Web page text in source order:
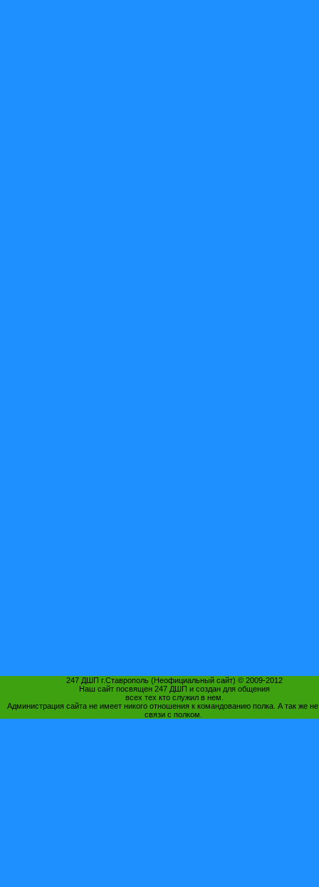
247 ДШП г.Ставрополь (Неофициальный сайт) © 2009-2012
Наш сайт посвящен 247 ДШП и создан для общения
всех тех кто служил в нем.
Администрация сайта не имеет никого отношения к командованию полка. А так же
связи с полком.